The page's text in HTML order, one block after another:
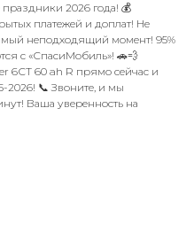
2026 года! 💰
платежей и доплат! Не
неподходящий момент! 95%
с «СпасиМобиль»! 🚗💨
6СТ 60 ah R прямо сейчас и
2026! 📞 Звоните, и мы
Ваша уверенность на